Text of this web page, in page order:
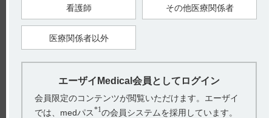
関連するQ&A
【デタントール】 使用期限は何年ですか？
看護師 その他医療関係者
医療関係者以外
エーザイMedical会員としてログイン
会員限定のコンテンツが閲覧いただけます。エーザイ
では、medパス*1の会員システムを採用しています。